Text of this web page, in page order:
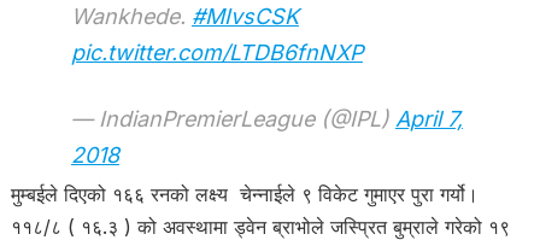
Wankhede. #MIvsCSK
pic.twitter.com/LTDB6fnNXP
— IndianPremierLeague (@IPL) April 7,
2018
मुम्बईले दिएको १६६ रनको लक्ष्य चेन्नाईले ९ विकेट गुमाएर पुरा गर्यो।
११८/८ ( १६.३ ) को अवस्थामा ड्वेन ब्राभोले जस्प्रित बुम्राले गरेको १९